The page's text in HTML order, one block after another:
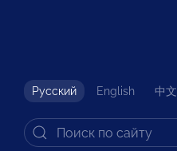
Русский English 中文